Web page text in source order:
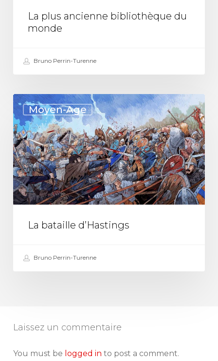
La plus ancienne bibliothèque du
monde
Bruno Perrin-Turenne
Moyen-Age
La
bataille
d’Hastings
La bataille d’Hastings
Bruno Perrin-Turenne
Laissez un commentaire
You must be logged in to post a comment.